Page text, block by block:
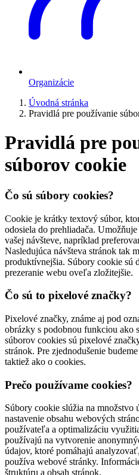
Organizácie
Úvodná stránka
Pravidlá pre používanie
Pravidlá pre
súborov cookie
Čo sú súbory cookies?
Cookie je krátky textový súbor,
odosiela do prehliadača.
vašej návšteve, napríklad
Nasledujúca návšteva stránok tak
produktívnejšia. Súbory cookie sú
prezeranie webu oveľa zložitejšie.
Čo sú to pixelové značky?
Pixelové značky, známe aj pod
obrázky s podobnou funkciou ako
súborov cookies sú pixelové
stránok. Pre zjednodušenie
taktiež ako o cookies.
Prečo používame cookies?
Súbory cookie slúžia na množstvo
nastavenie obsahu webových
používateľa a optimalizáciu
používajú na vytvorenie
údajov, ktoré pomáhajú
používa webové stránky.
štruktúru a obsah stránok.